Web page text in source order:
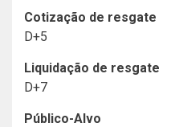
Cotização de resgate
D+5
Liquidação de resgate
D+7
Público-Alvo